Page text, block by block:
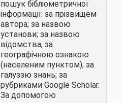
пошук бібліометричної
інформації: за прізвищем
автора; за назвою
установи; за назвою
відомства; за
географічною ознакою
(населеним пунктом); за
галуззю знань; за
рубриками Google Scholar.
За допомогою